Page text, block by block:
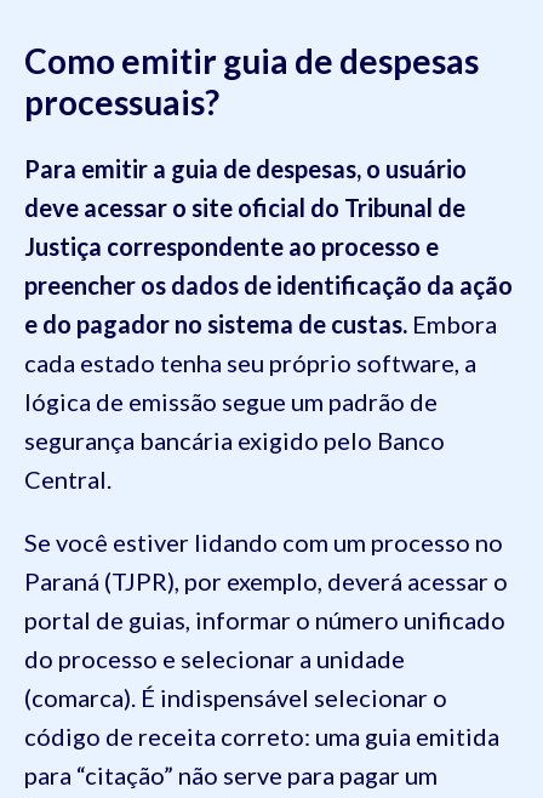
Como emitir guia de despesas
processuais?
Para emitir a guia de despesas, o usuário
deve acessar o site oficial do Tribunal de
Justiça correspondente ao processo e
preencher os dados de identificação da ação
e do pagador no sistema de custas. Embora
cada estado tenha seu próprio software, a
lógica de emissão segue um padrão de
segurança bancária exigido pelo Banco
Central.
Se você estiver lidando com um processo no
Paraná (TJPR), por exemplo, deverá acessar o
portal de guias, informar o número unificado
do processo e selecionar a unidade
(comarca). É indispensável selecionar o
código de receita correto: uma guia emitida
para “citação” não serve para pagar um